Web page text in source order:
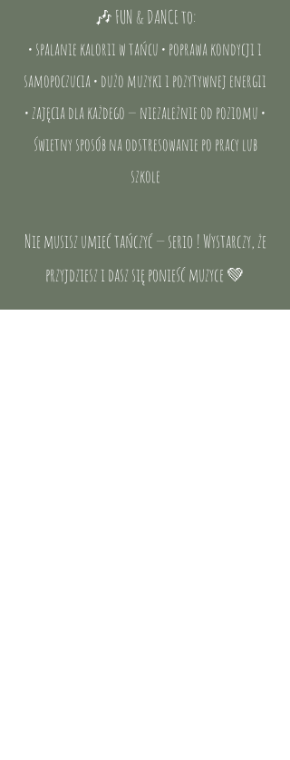
🎶 ​FUN & DANCE to:
• spalanie kalorii w tańcu • poprawa kondycji i
samopoczucia • dużo muzyki i pozytywnej energii
• zajęcia dla każdego — niezależnie od poziomu •
świetny sposób na odstresowanie po pracy lub
szkole
Nie musisz umieć tańczyć — serio ! Wystarczy, że
przyjdziesz i dasz się ponieść muzyce 💚